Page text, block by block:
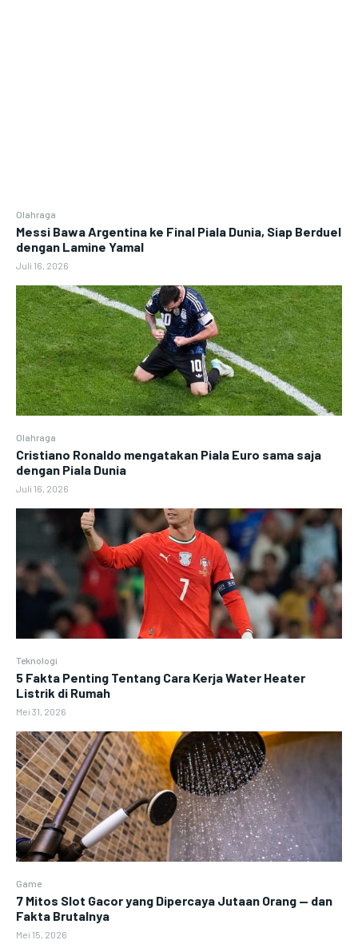
Olahraga
Messi Bawa Argentina ke Final Piala Dunia, Siap Berduel
dengan Lamine Yamal
Juli 16, 2026
Olahraga
Cristiano Ronaldo mengatakan Piala Euro sama saja
dengan Piala Dunia
Juli 16, 2026
Teknologi
5 Fakta Penting Tentang Cara Kerja Water Heater
Listrik di Rumah
Mei 31, 2026
Game
7 Mitos Slot Gacor yang Dipercaya Jutaan Orang — dan
Fakta Brutalnya
Mei 15, 2026